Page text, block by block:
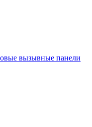
вызывные панели